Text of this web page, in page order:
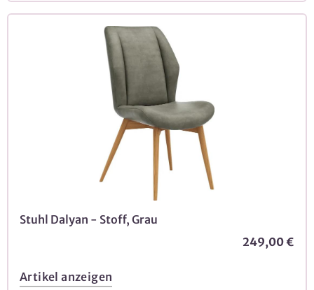
Stuhl Dalyan - Stoff, Grau
249,00 €
Artikel anzeigen